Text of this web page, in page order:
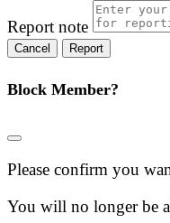
Report note
Report
Block Member?
Please confirm you
You will no longer be